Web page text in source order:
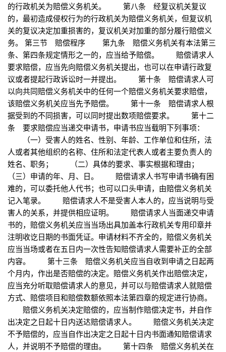
的行政机关为赔偿义务机关。 第八条 经复议机关复议
的，最初造成侵权行为的行政机关为赔偿义务机关，但复议机
关的复议决定加重损害的，复议机关对加重的部分履行赔偿义
务。 第三节 赔偿程序 第九条 赔偿义务机关有本法第三
条、第四条规定情形之一的，应当给予赔偿。 赔偿请求人
要求赔偿，应当先向赔偿义务机关提出，也可以在申请行政复
议或者提起行政诉讼时一并提出。 第十条 赔偿请求人可
以向共同赔偿义务机关中的任何一个赔偿义务机关要求赔偿，
该赔偿义务机关应当先予赔偿。 第十一条 赔偿请求人根
据受到的不同损害，可以同时提出数项赔偿要求。 第十二
条 要求赔偿应当递交申请书，申请书应当载明下列事项：
（一）受害人的姓名、性别、年龄、工作单位和住所，法
人或者其他组织的名称、住所和法定代表人或者主要负责人的
姓名、职务； （二）具体的要求、事实根据和理由；
（三）申请的年、月、日。 赔偿请求人书写申请书确有困
难的，可以委托他人代书；也可以口头申请，由赔偿义务机关
记入笔录。 赔偿请求人不是受害人本人的，应当说明与受
害人的关系，并提供相应证明。 赔偿请求人当面递交申请
书的，赔偿义务机关应当当场出具加盖本行政机关专用印章并
注明收讫日期的书面凭证。申请材料不齐全的，赔偿义务机关
应当当场或者在五日内一次性告知赔偿请求人需要补正的全部
内容。 第十三条 赔偿义务机关应当自收到申请之日起两
个月内，作出是否赔偿的决定。赔偿义务机关作出赔偿决定，
应当充分听取赔偿请求人的意见，并可以与赔偿请求人就赔偿
方式、赔偿项目和赔偿数额依照本法第四章的规定进行协商。
赔偿义务机关决定赔偿的，应当制作赔偿决定书，并自作
出决定之日起十日内送达赔偿请求人。 赔偿义务机关决定
不予赔偿的，应当自作出决定之日起十日内书面通知赔偿请求
人，并说明不予赔偿的理由。 第十四条 赔偿义务机关在